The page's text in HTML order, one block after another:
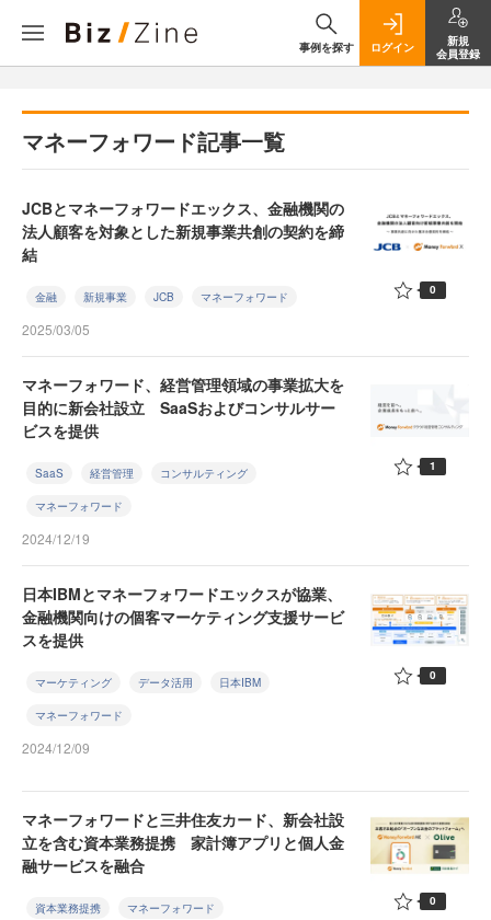
事例を探す ログイン
新規
会員登録
マネーフォワード記事一覧
JCBとマネーフォワードエックス、金融機関の
法人顧客を対象とした新規事業共創の契約を締
結
金融 新規事業 JCB マネーフォワード
2025/03/05
0
マネーフォワード、経営管理領域の事業拡大を
目的に新会社設立 SaaSおよびコンサルサー
ビスを提供
SaaS 経営管理 コンサルティング
マネーフォワード
2024/12/19
1
日本IBMとマネーフォワードエックスが協業、
金融機関向けの個客マーケティング支援サービ
スを提供
マーケティング データ活用 日本IBM
マネーフォワード
2024/12/09
0
マネーフォワードと三井住友カード、新会社設
立を含む資本業務提携 家計簿アプリと個人金
融サービスを融合
資本業務提携 マネーフォワード 0